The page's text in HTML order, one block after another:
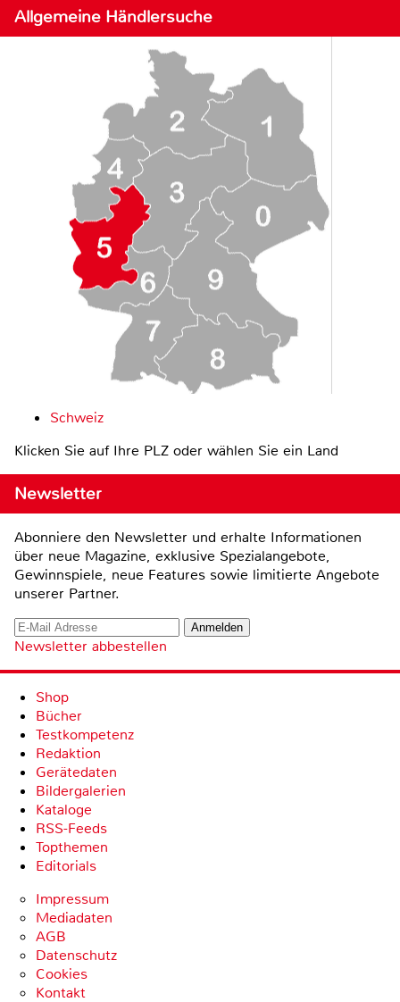
Allgemeine Händlersuche
Schweiz
Klicken Sie auf Ihre PLZ oder wählen Sie ein Land
Newsletter
Abonniere den Newsletter und erhalte Informationen
über neue Magazine, exklusive Spezialangebote,
Gewinnspiele, neue Features sowie limitierte Angebote
unserer Partner.
Newsletter abbestellen
Shop
Bücher
Testkompetenz
Redaktion
Gerätedaten
Bildergalerien
Kataloge
RSS-Feeds
Topthemen
Editorials
Impressum
Mediadaten
AGB
Datenschutz
Cookies
Kontakt